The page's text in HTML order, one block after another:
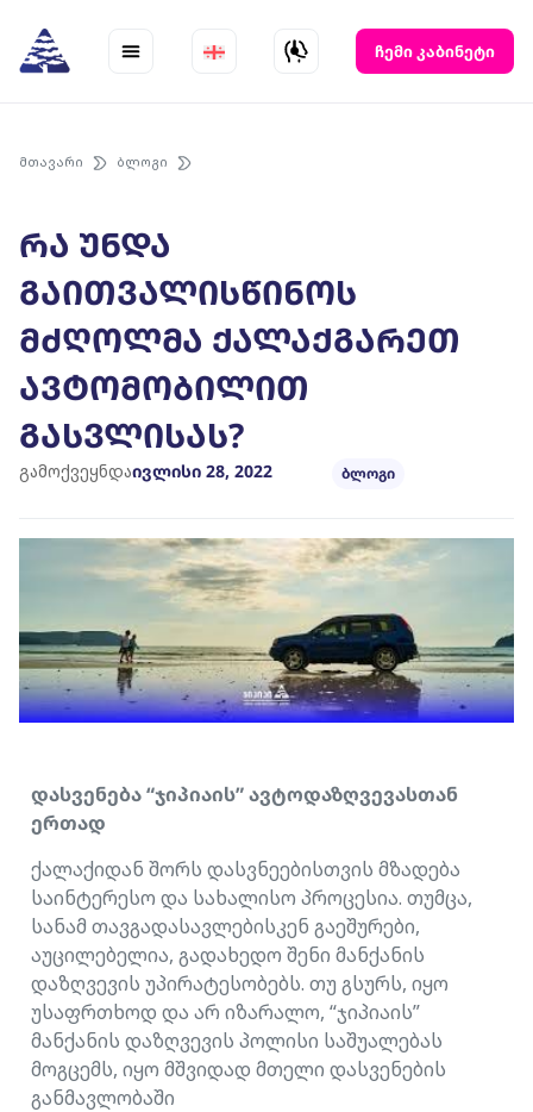
content
ჩემი კაბინეტი
მთავარი ბლოგი
რა უნდა
გაითვალისწინოს
მძღოლმა ქალაქგარეთ
ავტომობილით
გასვლისას?
გამოქვეყნდაივლისი 28, 2022 ბლოგი
დასვენება “ჯიპიაის” ავტოდაზღვევასთან
ერთად
ქალაქიდან შორს დასვნეებისთვის მზადება
საინტერესო და სახალისო პროცესია. თუმცა,
სანამ თავგადასავლებისკენ გაეშურები,
აუცილებელია, გადახედო შენი მანქანის
დაზღვევის უპირატესობებს. თუ გსურს, იყო
უსაფრთხოდ და არ იზარალო, “ჯიპიაის”
მანქანის დაზღვევის პოლისი საშუალებას
მოგცემს, იყო მშვიდად მთელი დასვენების
განმავლობაში